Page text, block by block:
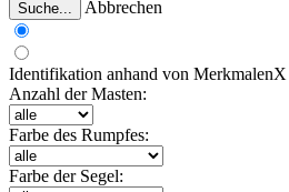
Suche... Abbrechen
Identifikation anhand von MerkmalenX
Anzahl der Masten:
Farbe des Rumpfes:
Farbe der Segel: